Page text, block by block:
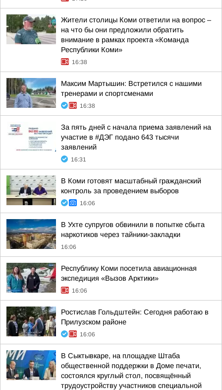
Жители столицы Коми ответили на вопрос –
на что бы они предложили обратить
внимание в рамках проекта «Команда
Республики Коми»
16:38
Максим Мартышин: Встретился с нашими
тренерами и спортсменами
16:38
За пять дней с начала приема заявлений на
участие в #ДЭГ подано 643 тысячи
заявлений
16:31
В Коми готовят масштабный гражданский
контроль за проведением выборов
16:06
В Ухте супругов обвинили в попытке сбыта
наркотиков через тайники-закладки
16:06
Республику Коми посетила авиационная
экспедиция «Вызов Арктики»
16:06
Ростислав Гольдштейн: Сегодня работаю в
Прилузском районе
16:06
В Сыктывкаре, на площадке Штаба
общественной поддержки в Доме печати,
состоялся круглый стол, посвящённый
трудоустройству участников специальной